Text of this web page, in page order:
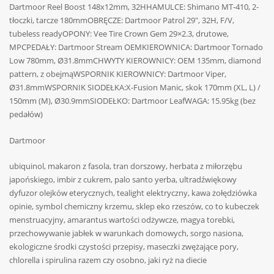
Dartmoor Reel Boost 148x12mm, 32HHAMULCE: Shimano MT-410, 2-
tłoczki, tarcze 180mmOBRĘCZE: Dartmoor Patrol 29″, 32H, F/V,
tubeless readyOPONY: Vee Tire Crown Gem 29×2.3, drutowe,
MPCPEDAŁY: Dartmoor Stream OEMKIEROWNICA: Dartmoor Tornado
Low 780mm, Ø31.8mmCHWYTY KIEROWNICY: OEM 135mm, diamond
pattern, z obejmąWSPORNIK KIEROWNICY: Dartmoor Viper,
Ø31.8mmWSPORNIK SIODEŁKA:X-Fusion Manic, skok 170mm (XL, L) /
150mm (M), Ø30.9mmSIODEŁKO: Dartmoor LeafWAGA: 15.95kg (bez
pedałów)
Dartmoor
ubiquinol, makaron z fasola, tran dorszowy, herbata z miłorzębu
japońskiego, imbir z cukrem, palo santo yerba, ultradźwiękowy
dyfuzor olejków eterycznych, tealight elektryczny, kawa żołędziówka
opinie, symbol chemiczny krzemu, sklep eko rzeszów, co to kubeczek
menstruacyjny, amarantus wartości odżywcze, magya torebki,
przechowywanie jabłek w warunkach domowych, sorgo nasiona,
ekologiczne środki czystości przepisy, maseczki zwężające pory,
chlorella i spirulina razem czy osobno, jaki ryż na diecie